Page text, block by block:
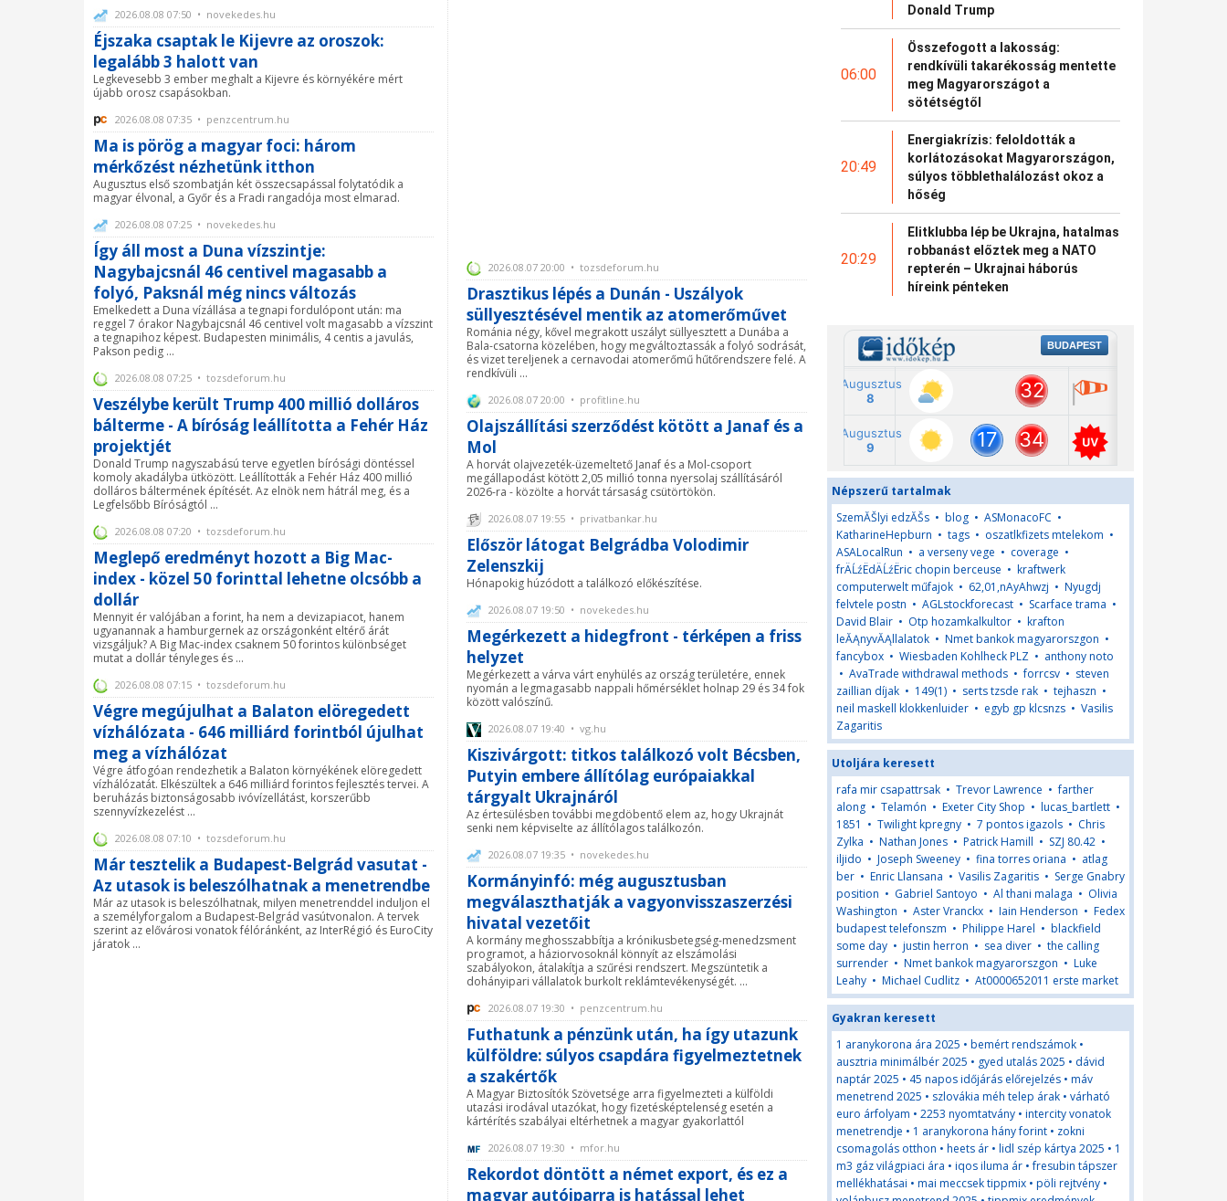
2026.08.08 07:50 • novekedes.hu
Éjszaka csaptak le Kijevre az oroszok:
legalább 3 halott van
Legkevesebb 3 ember meghalt a Kijevre és környékére mért
újabb orosz csapásokban.
2026.08.08 07:35 • penzcentrum.hu
Ma is pörög a magyar foci: három
mérkőzést nézhetünk itthon
Augusztus első szombatján két összecsapással folytatódik a
magyar élvonal, a Győr és a Fradi rangadója most elmarad.
2026.08.08 07:25 • novekedes.hu
Így áll most a Duna vízszintje:
Nagybajcsnál 46 centivel magasabb a
folyó, Paksnál még nincs változás
Emelkedett a Duna vízállása a tegnapi fordulópont után: ma
reggel 7 órakor Nagybajcsnál 46 centivel volt magasabb a vízszint
a tegnapihoz képest. Budapesten minimális, 4 centis a javulás,
Pakson pedig ...
2026.08.08 07:25 • tozsdeforum.hu
Veszélybe került Trump 400 millió dolláros
bálterme - A bíróság leállította a Fehér Ház
projektjét
Donald Trump nagyszabású terve egyetlen bírósági döntéssel
komoly akadályba ütközött. Leállították a Fehér Ház 400 millió
dolláros báltermének építését. Az elnök nem hátrál meg, és a
Legfelsőbb Bíróságtól ...
2026.08.08 07:20 • tozsdeforum.hu
Meglepő eredményt hozott a Big Mac-
index - közel 50 forinttal lehetne olcsóbb a
dollár
Mennyit ér valójában a forint, ha nem a devizapiacot, hanem
ugyanannak a hamburgernek az országonként eltérő árát
vizsgáljuk? A Big Mac-index csaknem 50 forintos különbséget
mutat a dollár tényleges és ...
2026.08.08 07:15 • tozsdeforum.hu
Végre megújulhat a Balaton elöregedett
vízhálózata - 646 milliárd forintból újulhat
meg a vízhálózat
Végre átfogóan rendezhetik a Balaton környékének elöregedett
vízhálózatát. Elkészültek a 646 milliárd forintos fejlesztés tervei. A
beruházás biztonságosabb ivóvízellátást, korszerűbb
szennyvízkezelést ...
2026.08.08 07:10 • tozsdeforum.hu
Már tesztelik a Budapest-Belgrád vasutat -
Az utasok is beleszólhatnak a menetrendbe
Már az utasok is beleszólhatnak, milyen menetrenddel induljon el
a személyforgalom a Budapest-Belgrád vasútvonalon. A tervek
szerint az elővárosi vonatok félóránként, az InterRégió és EuroCity
járatok ...
2026.08.07 20:00 • tozsdeforum.hu
Drasztikus lépés a Dunán - Uszályok
süllyesztésével mentik az atomerőművet
Románia négy, kővel megrakott uszályt süllyesztett a Dunába a
Bala-csatorna közelében, hogy megváltoztassák a folyó sodrását,
és vizet tereljenek a cernavodai atomerőmű hűtőrendszere felé. A
rendkívüli ...
2026.08.07 20:00 • profitline.hu
Olajszállítási szerződést kötött a Janaf és a
Mol
A horvát olajvezeték-üzemeltető Janaf és a Mol-csoport
megállapodást kötött 2,05 millió tonna nyersolaj szállításáról
2026-ra - közölte a horvát társaság csütörtökön.
2026.08.07 19:55 • privatbankar.hu
Először látogat Belgrádba Volodimir
Zelenszkij
Hónapokig húzódott a találkozó előkészítése.
2026.08.07 19:50 • novekedes.hu
Megérkezett a hidegfront - térképen a friss
helyzet
Megérkezett a várva várt enyhülés az ország területére, ennek
nyomán a legmagasabb nappali hőmérséklet holnap 29 és 34 fok
között valószínű.
2026.08.07 19:40 • vg.hu
Kiszivárgott: titkos találkozó volt Bécsben,
Putyin embere állítólag európaiakkal
tárgyalt Ukrajnáról
Az értesülésben további megdöbentő elem az, hogy Ukrajnát
senki nem képviselte az állítólagos találkozón.
2026.08.07 19:35 • novekedes.hu
Kormányinfó: még augusztusban
megválaszthatják a vagyonvisszaszerzési
hivatal vezetőit
A kormány meghosszabbítja a krónikusbetegség-menedzsment
programot, a háziorvosoknál könnyít az elszámolási
szabályokon, átalakítja a szűrési rendszert. Megszüntetik a
dohányipari vállalatok burkolt reklámtevékenységét. ...
2026.08.07 19:30 • penzcentrum.hu
Futhatunk a pénzünk után, ha így utazunk
külföldre: súlyos csapdára figyelmeztetnek
a szakértők
A Magyar Biztosítók Szövetsége arra figyelmezteti a külföldi
utazási irodával utazókat, hogy fizetésképtelenség esetén a
kártérítés szabályai eltérhetnek a magyar gyakorlattól
2026.08.07 19:30 • mfor.hu
Rekordot döntött a német export, és ez a
magyar autóiparra is hatással lehet
Donald Trump
06:00
Összefogott a lakosság:
rendkívüli takarékosság mentette
meg Magyarországot a
sötétségtől
20:49
Energiakrízis: feloldották a
korlátozásokat Magyarországon,
súlyos többlethalálozást okoz a
hőség
20:29
Elitklubba lép be Ukrajna, hatalmas
robbanást előztek meg a NATO
repterén – Ukrajnai háborús
híreink pénteken
Népszerű tartalmak
SzemĂŠlyi edzĂŠs • blog • ASMonacoFC •
KatharineHepburn • tags • oszatlkfizets mtelekom •
ASALocalRun • a verseny vege • coverage •
frÄĹźËdÄĹźËric chopin berceuse • kraftwerk
computerwelt műfajok • 62,01,nAyAhwzj • Nyugdj
felvtele postn • AGLstockforecast • Scarface trama •
David Blair • Otp hozamkalkultor • krafton
leĂĄnyvĂĄllalatok • Nmet bankok magyarorszgon •
fancybox • Wiesbaden Kohlheck PLZ • anthony noto
• AvaTrade withdrawal methods •forrcsv • steven
zaillian díjak • 149(1) • serts tzsde rak • tejhaszn •
neil maskell klokkenluider • egyb gp klcsnzs • Vasilis
Zagaritis
Utoljára keresett
rafa mir csapattrsak • Trevor Lawrence •farther
along • Telamón • Exeter City Shop • lucas_bartlett •
1851 • Twilight kpregny • 7 pontos igazols • Chris
Zylka • Nathan Jones • Patrick Hamill • SZJ 80.42 •
iljido • Joseph Sweeney • fina torres oriana • atlag
ber • Enric Llansana • Vasilis Zagaritis • Serge Gnabry
position • Gabriel Santoyo • Al thani malaga • Olivia
Washington • Aster Vranckx • Iain Henderson • Fedex
budapest telefonszm • Philippe Harel • blackfield
some day • justin herron • sea diver • the calling
surrender • Nmet bankok magyarorszgon • Luke
Leahy • Michael Cudlitz • At0000652011 erste market
Gyakran keresett
1 aranykorona ára 2025 • bemért rendszámok •
ausztria minimálbér 2025 • gyed utalás 2025 • dávid
naptár 2025 • 45 napos időjárás előrejelzés • máv
menetrend 2025 • szlovákia méh telep árak • várható
euro árfolyam • 2253 nyomtatvány • intercity vonatok
menetrendje • 1 aranykorona hány forint • zokni
csomagolás otthon • heets ár • lidl szép kártya 2025 • 1
m3 gáz világpiaci ára • iqos iluma ár •fresubin tápszer
mellékhatásai • mai meccsek tippmix • pöli rejtvény •